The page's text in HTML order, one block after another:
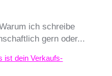
ich schreibe
gern oder...